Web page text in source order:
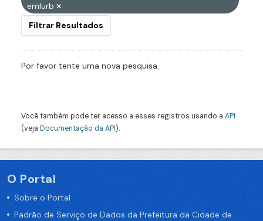
emlurb
Filtrar Resultados
Por favor tente uma nova pesquisa.
Você também pode ter acesso a esses registros usando a API
(veja Documentação da API).
O Portal
Sobre o Portal
Padrão de Serviço de Dados da Prefeitura da Cidade de